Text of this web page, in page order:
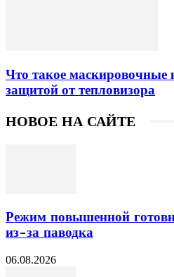
Что такое
защитой от тепловизора
НОВОЕ НА САЙТЕ
Режим повышенной
из-за паводка
06.08.2026